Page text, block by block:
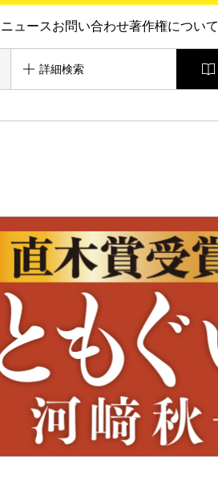
ニュースお問い合わせ著作権について
詳細検索